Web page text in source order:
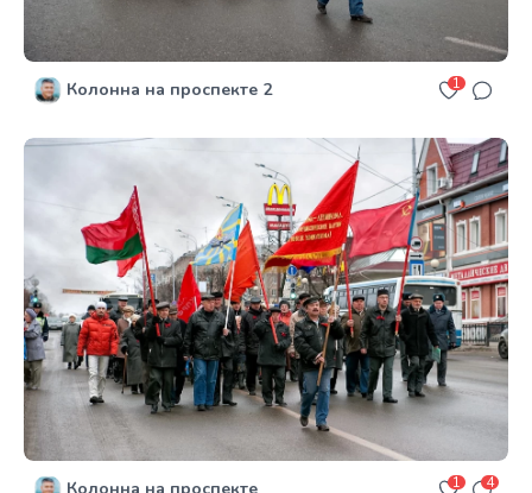
Колонна на проспекте 2 1
Колонна на проспекте 1 4